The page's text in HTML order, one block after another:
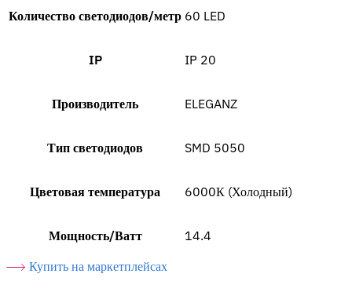
Количество светодиодов/метр 60 LED
IP IP 20
Производитель ELEGANZ
Тип светодиодов SMD 5050
Цветовая температура 6000К (Холодный)
Мощность/Ватт
14.4
Купить на маркетплейсах